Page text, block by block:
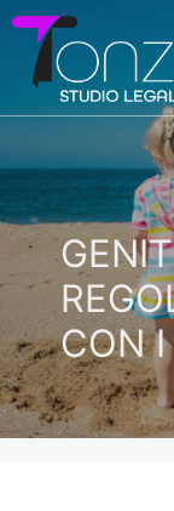
Vai
contenuto
CON I